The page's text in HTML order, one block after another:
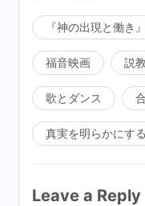
か、生存に適した
ったり、人類の生
を管理する方法で
料がそれぞれの生
ような環境の中
があるため、万物
『神の出現と働き
福音映画 説
歌とダンス
真実を明らかにする
Leave a Reply